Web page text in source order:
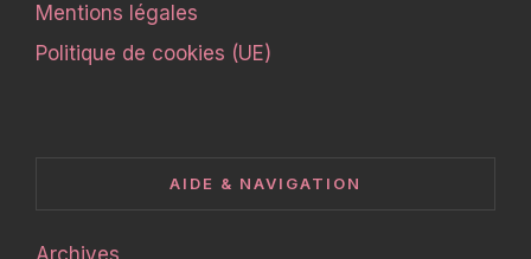
Mentions légales
Politique de cookies (UE)
AIDE & NAVIGATION
Archives